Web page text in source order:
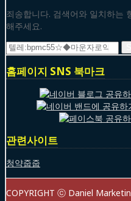
죄송합니다. 검색어와 일치하는
해주세요.
Search
for:
홈페이지 SNS 북마크
관련사이트
청약줍줍
COPYRIGHT ⓒ Daniel